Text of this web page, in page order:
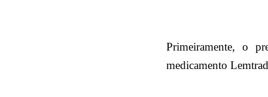
Primeiramente, o
medicamento